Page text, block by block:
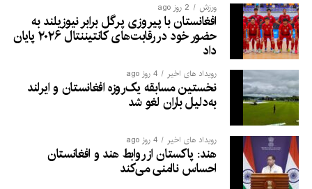
ورزش 2 روز ago
افغانستان با پیروزی پرگل برابر نیوزیلند به
حضور خود در رقابت‌های کانتیننتال ۲۰۲۶ پایان
داد
رویداد های اخیر 4 روز ago
نخستین مسابقه یک‌روزه افغانستان و ایرلند
به‌دلیل باران لغو شد
رویداد های اخیر 4 روز ago
هند: پاکستان از روابط هند و افغانستان
احساس ناامنی می‌کند